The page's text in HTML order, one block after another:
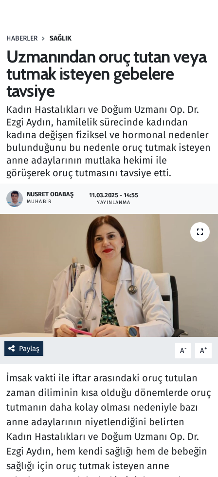
HABERLER SAĞLIK
Uzmanından oruç tutan veya
tutmak isteyen gebelere
tavsiye
Kadın Hastalıkları ve Doğum Uzmanı Op. Dr.
Ezgi Aydın, hamilelik sürecinde kadından
kadına değişen fiziksel ve hormonal nedenler
bulunduğunu bu nedenle oruç tutmak isteyen
anne adaylarının mutlaka hekimi ile
görüşerek oruç tutmasını tavsiye etti.
NUSRET ODABAŞ
MUHABIR
11.03.2025 - 14:55
YAYINLANMA
Paylaş A- A+
İmsak vakti ile iftar arasındaki oruç tutulan
zaman diliminin kısa olduğu dönemlerde oruç
tutmanın daha kolay olması nedeniyle bazı
anne adaylarının niyetlendiğini belirten
Kadın Hastalıkları ve Doğum Uzmanı Op. Dr.
Ezgi Aydın, hem kendi sağlığı hem de bebeğin
sağlığı için oruç tutmak isteyen anne
Haber
Kültür Sanat
Kurumsal Haberler
Lezzet Durağı
Memur ve Kamu
Otomobil
Oyun
Ramazan
Rüya Tabirleri
Savunma Sanayi
Seçim 2023
Teknoloji ve Bilim
Televizyon